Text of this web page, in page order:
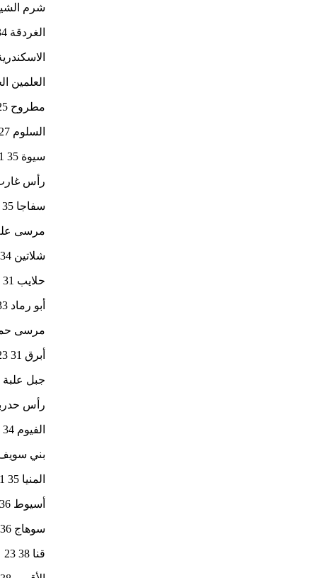
شرم الشيخ
الغردقة 34 24
الاسكندرية
العلمين
مطروح 25 19
السلوم 27 19
سيوة 35 21
رأس غارب
سفاجا 35 23
مرسى علم
شلاتين 34 24
حلايب 31 25
أبو رماد 33 25
مرسى حميرة
أبرق 31 23
جبل علبة 31 24
رأس حدربة
الفيوم 34 20
بني سويف 35
المنيا 35 21
أسيوط 36 22
سوهاج 36 23
قنا 38 23